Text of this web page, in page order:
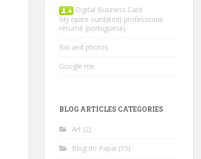
Digital Business Card
My (quite outdated) professional
résumé (portuguese)
Bio and photos
Google me
BLOG ARTICLES CATEGORIES
Art (2)
Blog do Papai (15)